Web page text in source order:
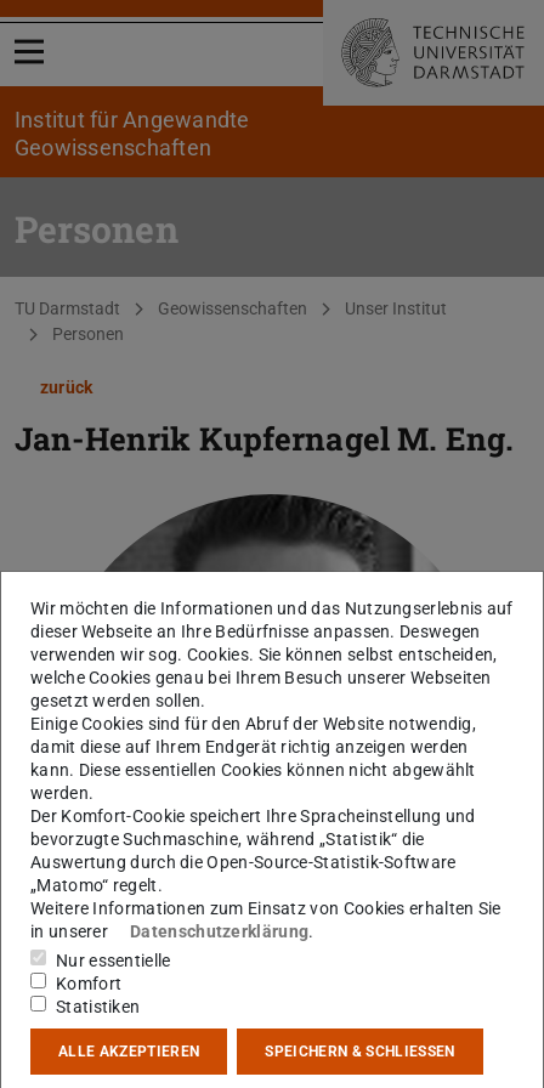
Menü öffnen
Institut für Angewandte
Geowissenschaften
Personen
Sie befinden sich hier:
TU Darmstadt Geowissenschaften
Unser Institut
Personen
zurück
Jan-Henrik KupfernagelM. Eng.
Bild: Jan-Hendrik Kupfernagel
Kontakt
Wir möchten die Informationen und das Nutzungserlebnis auf
dieser Webseite an Ihre Bedürfnisse anpassen. Deswegen
verwenden wir sog. Cookies. Sie können selbst entscheiden,
welche Cookies genau bei Ihrem Besuch unserer Webseiten
gesetzt werden sollen.
Einige Cookies sind für den Abruf der Website notwendig,
damit diese auf Ihrem Endgerät richtig anzeigen werden
kann. Diese essentiellen Cookies können nicht abgewählt
werden.
Der Komfort-Cookie speichert Ihre Spracheinstellung und
bevorzugte Suchmaschine, während „Statistik“ die
Auswertung durch die Open-Source-Statistik-Software
„Matomo“ regelt.
Weitere Informationen zum Einsatz von Cookies erhalten Sie
in unserer
Datenschutzerklärung.
Nur essentielle
Komfort
Statistiken
ALLE AKZEPTIEREN SPEICHERN & SCHLIESSEN